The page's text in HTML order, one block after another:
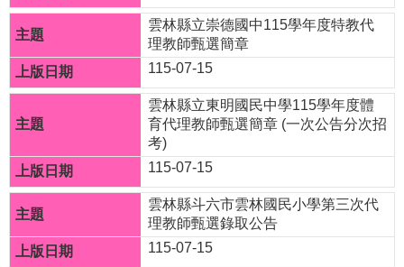
熱
門
字
回
頁
網
站
導
雲林縣立崇德國中115學年度特教代
理教師甄選簡章
115-07-15
雲林縣立東明國民中學115學年度體
育代理教師甄選簡章 (一次公告分次招
考)
115-07-15
雲林縣斗六市雲林國民小學第三次代
理教師甄選錄取公告
115-07-15